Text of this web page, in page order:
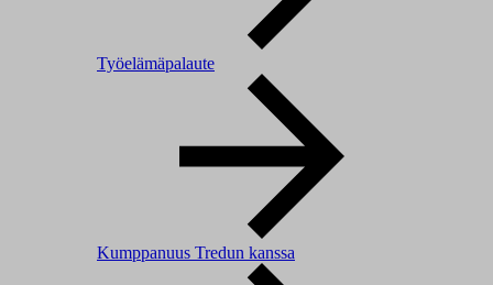
Työelämäpalaute
Kumppanuus Tredun kanssa